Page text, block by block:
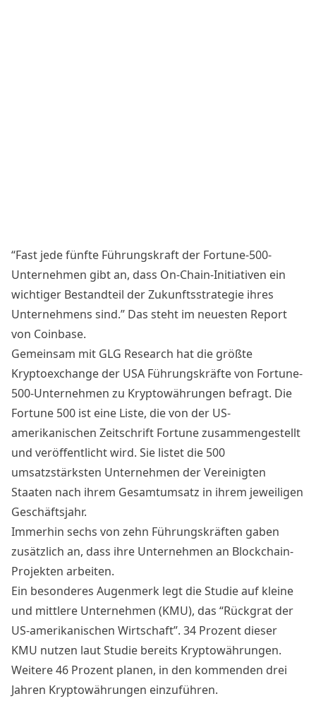
“Fast jede fünfte Führungskraft der Fortune-500-
Unternehmen gibt an, dass On-Chain-Initiativen ein
wichtiger Bestandteil der Zukunftsstrategie ihres
Unternehmens sind.” Das steht im neuesten Report
von Coinbase.
Gemeinsam mit GLG Research hat die größte
Kryptoexchange der USA Führungskräfte von Fortune-
500-Unternehmen zu Kryptowährungen befragt. Die
Fortune 500 ist eine Liste, die von der US-
amerikanischen Zeitschrift Fortune zusammengestellt
und veröffentlicht wird. Sie listet die 500
umsatzstärksten Unternehmen der Vereinigten
Staaten nach ihrem Gesamtumsatz in ihrem jeweiligen
Geschäftsjahr.
Immerhin sechs von zehn Führungskräften gaben
zusätzlich an, dass ihre Unternehmen an Blockchain-
Projekten arbeiten.
Ein besonderes Augenmerk legt die Studie auf kleine
und mittlere Unternehmen (KMU), das “Rückgrat der
US-amerikanischen Wirtschaft”. 34 Prozent dieser
KMU nutzen laut Studie bereits Kryptowährungen.
Weitere 46 Prozent planen, in den kommenden drei
Jahren Kryptowährungen einzuführen.